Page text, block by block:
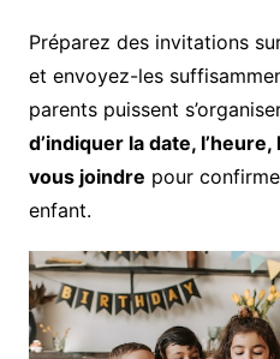
Préparez des invitations
et envoyez-les
parents puissent
d’indiquer la date,
vous joindre pour
enfant.